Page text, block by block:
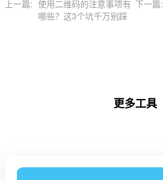
上一篇: 使用二维码的注意事项有
哪些？这3个坑千万别踩
下一篇:
更多工具